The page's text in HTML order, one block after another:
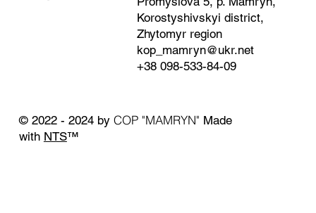
Korostyshivskyi district,
Zhytomyr region
kop_mamryn@ukr.net
+38 098-533-84-09
© 2022 - 2024 by COP "MAMRYN" Made
with NTS™